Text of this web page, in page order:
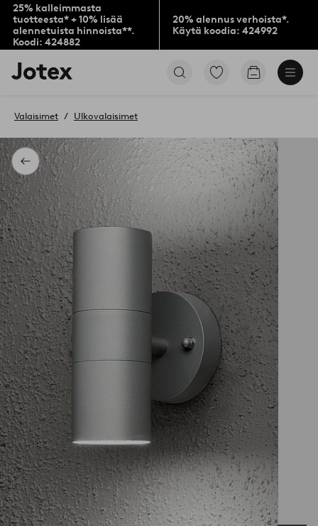
25% kalleimmasta
tuotteesta* + 10% lisää
alennetuista hinnoista**.
Koodi: 424882
20% alennus verhoista*.
Käytä koodia: 424992
Jotex-
logo
aloitussivulle
Siirry
Siirry
Takaisin
Valaisimet Ulkovalaisimet